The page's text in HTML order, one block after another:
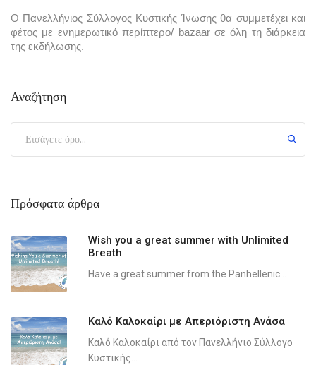
Ο Πανελλήνιος Σύλλογος Κυστικής Ίνωσης θα συμμετέχει και
φέτος με ενημερωτικό περίπτερο/ bazaar σε όλη τη διάρκεια
της εκδήλωσης.
Αναζήτηση
Πρόσφατα άρθρα
Wish you a great summer with Unlimited
Breath
Have a great summer from the Panhellenic...
Καλό Καλοκαίρι με Απεριόριστη Ανάσα
Καλό Καλοκαίρι από τον Πανελλήνιο Σύλλογο
Κυστικής...